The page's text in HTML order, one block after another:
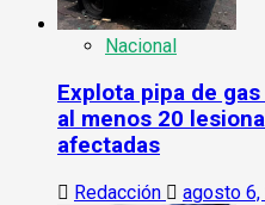
Nacional
Explota pipa de
al menos 20
afectadas
Redacción agosto 6,